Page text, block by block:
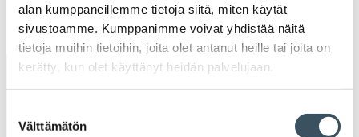
alan kumppaneillemme tietoja siitä, miten käytät
sivustoamme. Kumppanimme voivat yhdistää näitä
tietoja muihin tietoihin, joita olet antanut heille tai joita on
kerätty, kun olet käyttänyt heidän palvelujaan.
valinta
Välttämätön
2017
alv arvonlisävero